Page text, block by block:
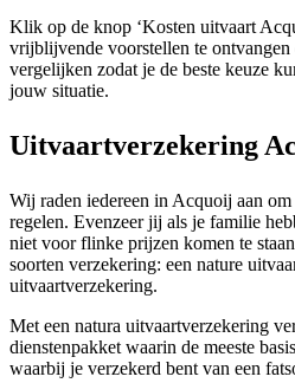
Klik op de knop ‘Kosten uitvaart
vrijblijvende voorstellen te
vergelijken zodat je de beste keuze
jouw situatie.
Uitvaartverzekering
Wij raden iedereen in Acquoij aan
regelen. Evenzeer jij als je familie
niet voor flinke prijzen komen te
soorten verzekering: een nature
uitvaartverzekering.
Met een natura uitvaartverzekering
dienstenpakket waarin de meeste
waarbij je verzekerd bent van een